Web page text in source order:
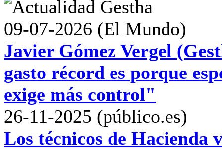
09-07-2026 (El Mundo)
Javier Gómez Vergel
gasto récord es porque
exige más control"
26-11-2025 (público.es)
Los técnicos de Hacienda